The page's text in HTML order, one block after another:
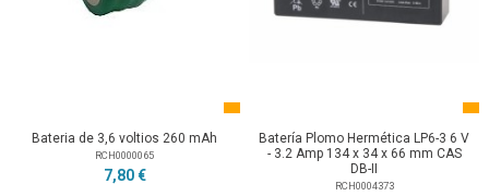
Bateria de 3,6 voltios 260 mAh
RCH0000065
7,80 €
Batería Plomo Hermética LP6-3 6 V
- 3.2 Amp 134 x 34 x 66 mm CAS
DB-II
RCH0004373